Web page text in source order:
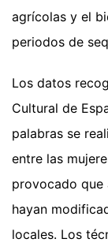
agrícolas y el
periodos de
Los datos
Cultural de
palabras se
entre las
provocado que
hayan
locales. Los